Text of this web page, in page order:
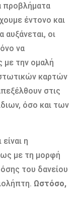
προβλήματα
έντονο και
αυξάνεται, οι
να
με την ομαλή
καρτών
στις
όσο και των
η
με τη μορφή
του δανείου
Ωστόσο,